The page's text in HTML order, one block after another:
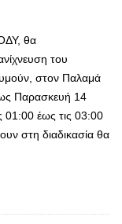
θα
του
στον Παλαμά
Παρασκευή 14
01:00 έως τις 03:00
στη διαδικασία θα